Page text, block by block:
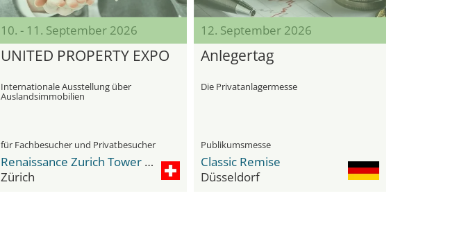
10. - 11. September 2026
UNITED PROPERTY EXPO
Internationale Ausstellung über
Auslandsimmobilien
für Fachbesucher und Privatbesucher
Renaissance Zurich Tower Hotel
Zürich
12. September 2026
Anlegertag
Die Privatanlagermesse
Publikumsmesse
Classic Remise
Düsseldorf